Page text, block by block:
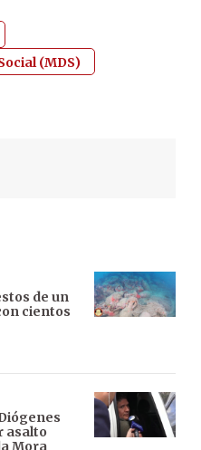
(MDS)
de un
cientos
asalto
Mora